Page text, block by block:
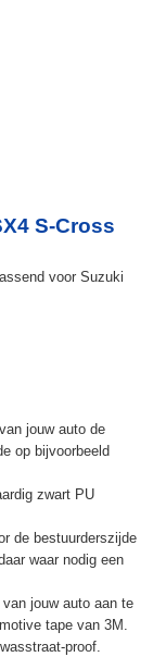
S-Cross
voor Suzuki
jouw auto de
op bijvoorbeeld
zwart PU
de bestuurderszijde
waar nodig een
jouw auto aan te
tape van 3M.
proof.